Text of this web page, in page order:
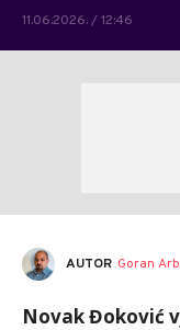
11.06.2026. / 12:46
AUTOR Goran
Novak Đoković